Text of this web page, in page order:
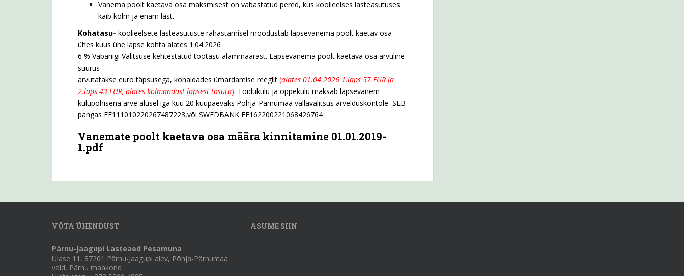
Vanema poolt kaetava osa maksmisest on vabastatud pered, kus koolieelses lasteasutuses
käib kolm ja enam last.
Kohatasu- koolieelsete lasteasutuste rahastamisel moodustab lapsevanema poolt kaetav osa
ühes kuus ühe lapse kohta alates 1.04.2026
6 % Vabariigi Valitsuse kehtestatud töötasu alammäärast. Lapsevanema poolt kaetava osa arvuline
suurus
arvutatakse euro täpsusega, kohaldades ümardamise reeglit (alates 01.04.2026 1.laps 57 EUR ja
2.laps 43 EUR, alates kolmandast lapsest tasuta). Toidukulu ja õppekulu maksab lapsevanem
kulupõhisena arve alusel iga kuu 20 kuupäevaks Põhja-Pärnumaa vallavalitsus arvelduskontole SEB
pangas EE111010220267487223,või SWEDBANK EE162200221068426764
Vanemate poolt kaetava osa määra kinnitamine 01.01.2019-
1.pdf
VÕTA ÜHENDUST
Pärnu-Jaagupi Lasteaed Pesamuna
Ülase 11, 87201 Pärnu-Jaagupi alev, Põhja-Pärnumaa
vald, Pärnu maakond
ASUME SIIN